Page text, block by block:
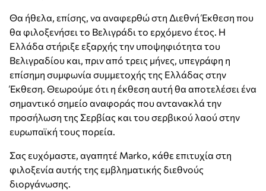
Θα ήθελα, επίσης, να αναφερθώ στη Διεθνή Έκθεση που
θα φιλοξενήσει το Βελιγράδι το ερχόμενο έτος. Η
Ελλάδα στήριξε εξαρχής την υποψηφιότητα του
Βελιγραδίου και, πριν από τρεις μήνες, υπεγράφη η
επίσημη συμφωνία συμμετοχής της Ελλάδας στην
Έκθεση. Θεωρούμε ότι η έκθεση αυτή θα αποτελέσει ένα
σημαντικό σημείο αναφοράς που αντανακλά την
προσήλωση της Σερβίας και του σερβικού λαού στην
ευρωπαϊκή τους πορεία.
Σας ευχόμαστε, αγαπητέ Marko, κάθε επιτυχία στη
φιλοξενία αυτής της εμβληματικής διεθνούς
διοργάνωσης.